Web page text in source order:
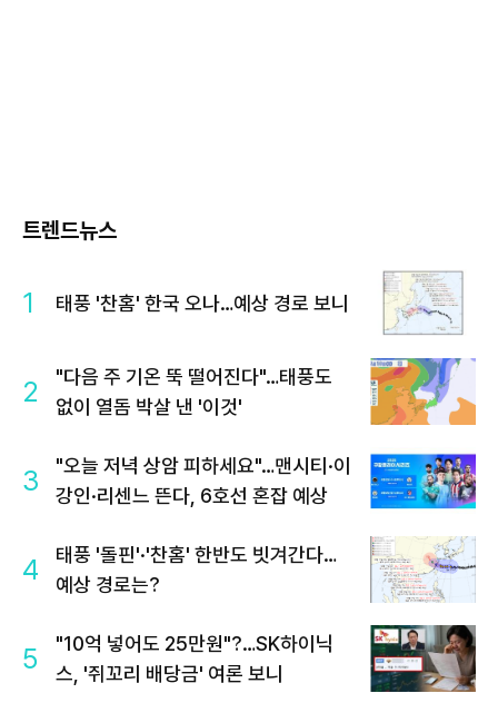
트렌드뉴스
1 태풍 '찬홈' 한국 오나…예상 경로 보니
2
"다음 주 기온 뚝 떨어진다"…태풍도
없이 열돔 박살 낸 '이것'
3
"오늘 저녁 상암 피하세요"…맨시티·이
강인·리센느 뜬다, 6호선 혼잡 예상
4
태풍 '돌핀'·'찬홈' 한반도 빗겨간다…
예상 경로는?
5
"10억 넣어도 25만원"?…SK하이닉
스, '쥐꼬리 배당금' 여론 보니